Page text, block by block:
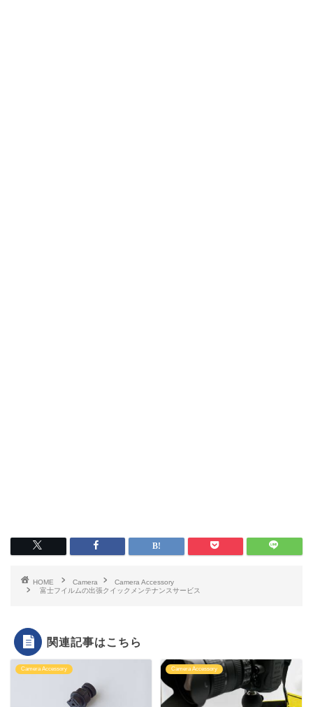
HOME Camera
Camera Accessory
富士フイルムの出張クイックメンテナンスサービス
関連記事はこちら
Camera Accessory Camera Accessory